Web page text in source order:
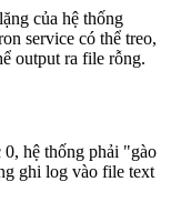
của hệ thống
service có thể treo,
output ra file rỗng.
hệ thống phải "gào
ghi log vào file text